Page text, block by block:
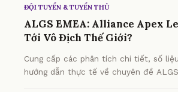
ĐỘI TUYỂN & TUYỂN THỦ
ALGS EMEA: Alliance Apex
Tới Vô Địch Thế Giới?
Cung cấp các phân tích chi tiết, số
hướng dẫn thực tế về chuyên đề